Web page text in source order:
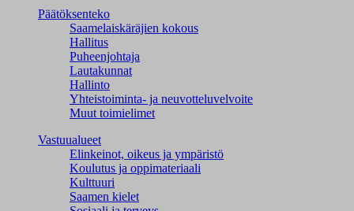
Päätöksenteko
Saamelaiskäräjien kokous
Hallitus
Puheenjohtaja
Lautakunnat
Hallinto
Yhteistoiminta- ja neuvotteluvelvoite
Muut toimielimet
Vastuualueet
Elinkeinot, oikeus ja ympäristö
Koulutus ja oppimateriaali
Kulttuuri
Saamen kielet